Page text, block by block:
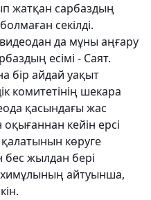
жатқан сарбаздың
секілді.
да мұны аңғару
есімі - Саят.
бір айдай уақыт
комитетінің шекара
қасындағы жас
кейін ерсі
көруге
жылдан бері
айтуынша,